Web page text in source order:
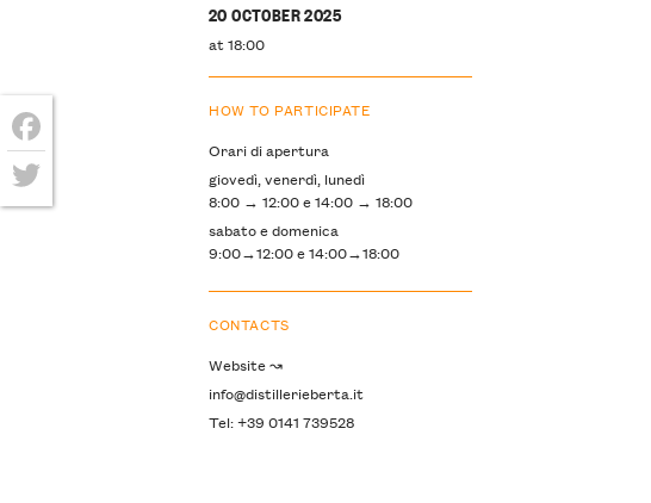
20 OCTOBER 2025
at 18:00
HOW TO PARTICIPATE
Orari di apertura
giovedì, venerdì, lunedì
8:00 → 12:00 e 14:00 → 18:00
sabato e domenica
9:00→12:00 e 14:00→18:00
CONTACTS
Website ↝
info@distillerieberta.it
Tel: +39 0141 739528
Facebook
Twitter